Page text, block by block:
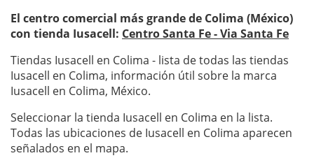
El centro comercial más grande de Colima (México)
con tienda Iusacell: Centro Santa Fe - Via Santa Fe
Tiendas Iusacell en Colima - lista de todas las tiendas
Iusacell en Colima, información útil sobre la marca
Iusacell en Colima, México.
Seleccionar la tienda Iusacell en Colima en la lista.
Todas las ubicaciones de Iusacell en Colima aparecen
señalados en el mapa.